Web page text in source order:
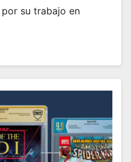
su trabajo en